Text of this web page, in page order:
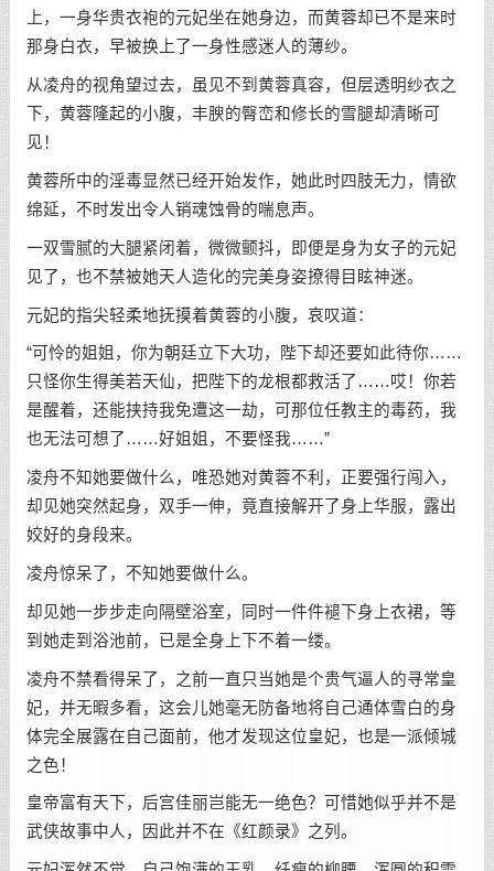
上，一身华贵衣袍的元妃坐在她身边，而黄蓉却已不是来时
那身白衣，早被换上了一身性感迷人的薄纱。
从凌舟的视角望过去，虽见不到黄蓉真容，但层透明纱衣之
下，黄蓉隆起的小腹，丰腴的臀峦和修长的雪腿却清晰可
见！
黄蓉所中的淫毒显然已经开始发作，她此时四肢无力，情欲
绵延，不时发出令人销魂蚀骨的喘息声。
一双雪腻的大腿紧闭着，微微颤抖，即便是身为女子的元妃
见了，也不禁被她天人造化的完美身姿撩得目眩神迷。
元妃的指尖轻柔地抚摸着黄蓉的小腹，哀叹道：
“可怜的姐姐，你为朝廷立下大功，陛下却还要如此待你……
只怪你生得美若天仙，把陛下的龙根都救活了……哎！你若
是醒着，还能挟持我免遭这一劫，可那位任教主的毒药，我
也无法可想了……好姐姐，不要怪我……”
凌舟不知她要做什么，唯恐她对黄蓉不利，正要强行闯入，
却见她突然起身，双手一伸，竟直接解开了身上华服，露出
姣好的身段来。
凌舟惊呆了，不知她要做什么。
却见她一步步走向隔壁浴室，同时一件件褪下身上衣裙，等
到她走到浴池前，已是全身上下不着一缕。
凌舟不禁看得呆了，之前一直只当她是个贵气逼人的寻常皇
妃，并无暇多看，这会儿她毫无防备地将自己通体雪白的身
体完全展露在自己面前，他才发现这位皇妃，也是一派倾城
之色！
皇帝富有天下，后宫佳丽岂能无一绝色？可惜她似乎并不是
武侠故事中人，因此并不在《红颜录》之列。